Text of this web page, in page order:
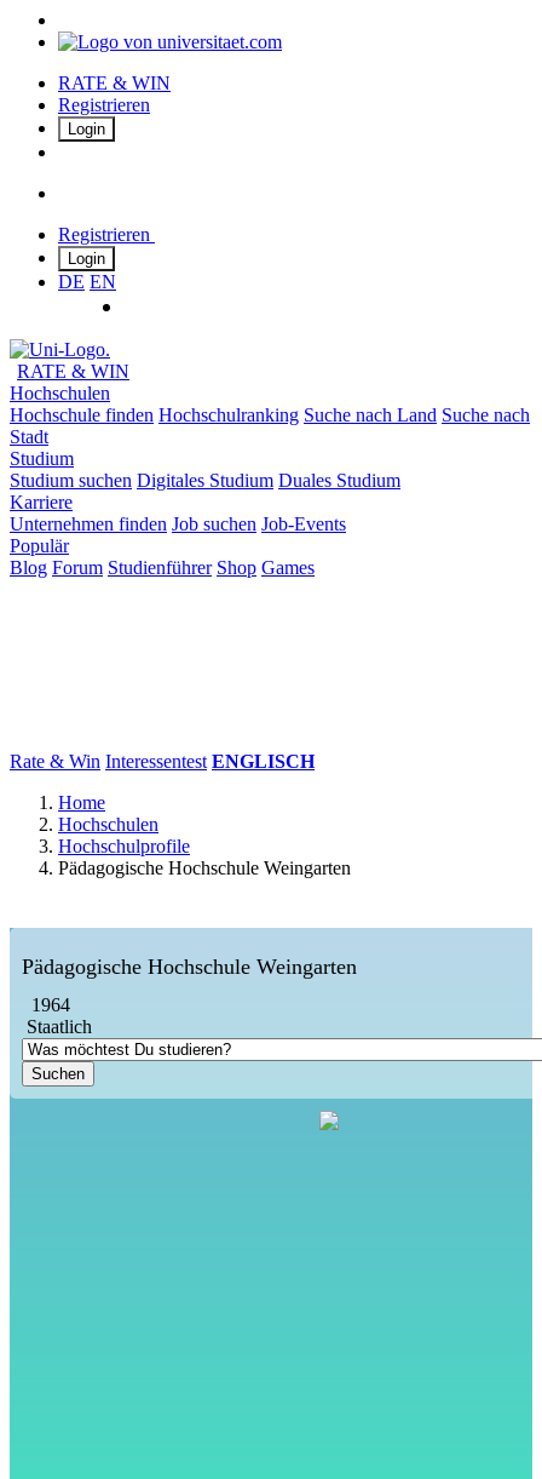
RATE & WIN
Registrieren
Login
Registrieren
Login
DE EN
RATE & WIN
Hochschulen
Hochschule finden Hochschulranking Suche nach Land Suche nach
Stadt
Studium
Studium suchen Digitales Studium Duales Studium
Karriere
Unternehmen finden Job suchen Job-Events
Populär
Blog Forum Studienführer Shop Games
Rate & Win Interessentest ENGLISCH
Home
Hochschulen
Hochschulprofile
Pädagogische Hochschule Weingarten
Pädagogische Hochschule Weingarten
1964
Staatlich